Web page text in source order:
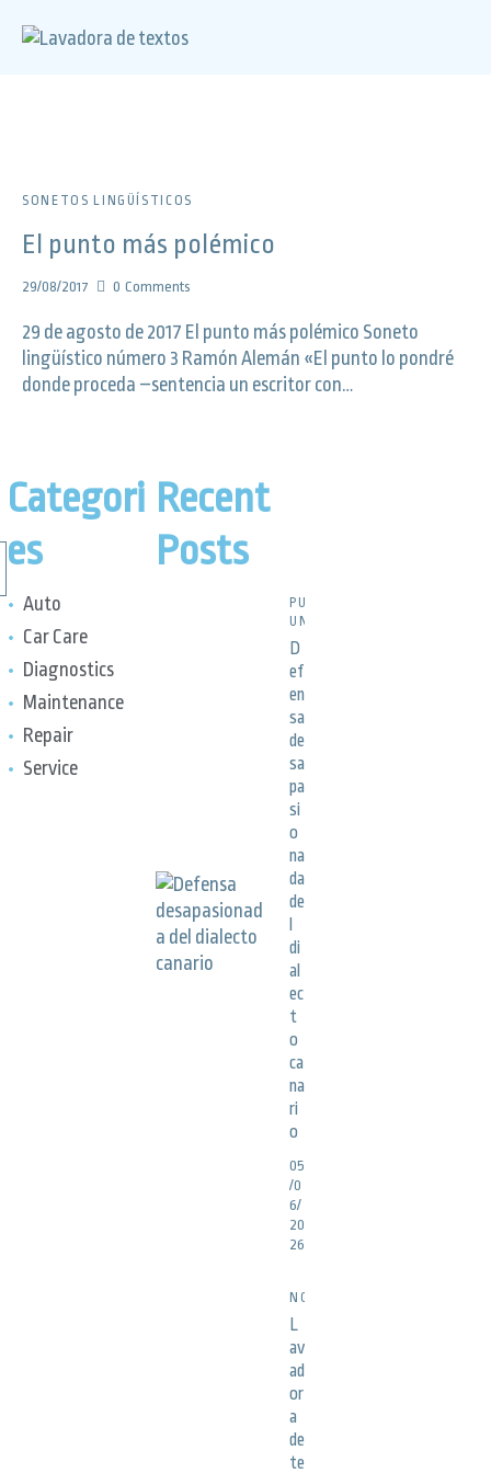
SONETOS LINGÜÍSTICOS
El punto más polémico
29/08/2017 0 Comments
29 de agosto de 2017 El punto más polémico Soneto
lingüístico número 3 Ramón Alemán «El punto lo pondré
donde proceda –sentencia un escritor con…
Categori
es
Auto
Car Care
Diagnostics
Maintenance
Repair
Service
Recent
Posts
PUBLICACIONES,
UNCATEGORIZED
D
ef
en
sa
de
sa
pa
si
o
na
da
de
di
al
ec
t
o
ca
na
ri
o
05
/0
6/
20
26
NOTICIAS
L
av
ad
or
a
de
te